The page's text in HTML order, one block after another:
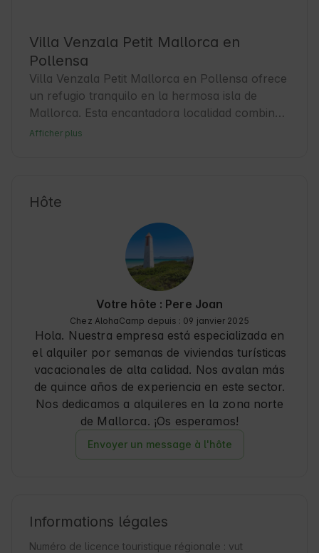
Villa Venzala Petit Mallorca en
Pollensa
Villa Venzala Petit Mallorca en Pollensa ofrece
un refugio tranquilo en la hermosa isla de
Mallorca. Esta encantadora localidad combina
historia, cultura y un ambiente relajado ideal
perfecto para explorar durante su estancia. La
descubrir la Naturaleza y la cultura de las Islas
Baleares, con fácil acceso a playas y senderos
naturales. Los Huéspedes disfrutarán de un
alojamiento cómodo y cercano a servicios que
facilitan una experiencia auténtica y relajante.
Afficher plus
Hôte
Votre hôte : Pere Joan
Chez AlohaCamp depuis : 09 janvier 2025
Hola. Nuestra empresa está especializada en
el alquiler por semanas de viviendas turísticas
vacacionales de alta calidad. Nos avalan más
de quince años de experiencia en este sector.
Nos dedicamos a alquileres en la zona norte
de Mallorca. ¡Os esperamos!
Envoyer un message à l'hôte
Informations légales
Numéro de licence touristique régionale : vut